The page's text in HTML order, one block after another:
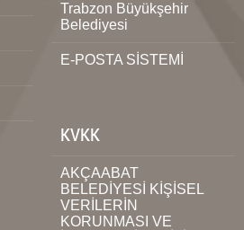
Trabzon Büyükşehir
Belediyesi
E-POSTA SİSTEMİ
KVKK
AKÇAABAT
BELEDİYESİ KİŞİSEL
VERİLERİN
KORUNMASI VE